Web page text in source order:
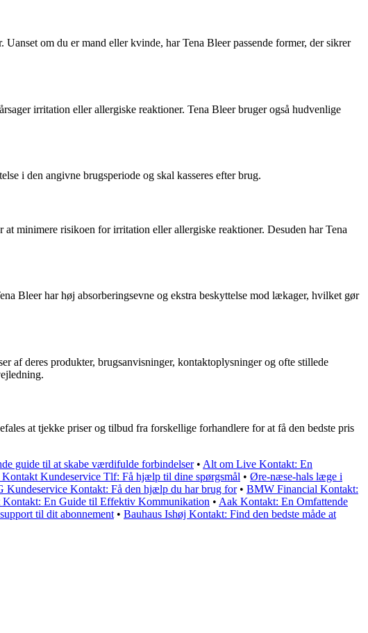
om du er mand eller kvinde, har Tena Bleer passende former, der sikrer
irritation eller allergiske reaktioner. Tena Bleer bruger også hudvenlige
i den angivne brugsperiode og skal kasseres efter brug.
minimere risikoen for irritation eller allergiske reaktioner. Desuden har Tena
Bleer har høj absorberingsevne og ekstra beskyttelse mod lækager, hvilket gør
af deres produkter, brugsanvisninger, kontaktoplysninger og ofte stillede
at tjekke priser og tilbud fra forskellige forhandlere for at få den bedste pris
guide til at skabe værdifulde forbindelser• Alt om Live Kontakt: En
Kundeservice Tlf: Få hjælp til dine spørgsmål • Øre-næse-hals læge i
Kundeservice Kontakt: Få den hjælp du har brug for• BMW Financial Kontakt:
Kontakt: En Guide til Effektiv Kommunikation • Aak Kontakt: En Omfattende
til dit abonnement • Bauhaus Ishøj Kontakt: Find den bedste måde at